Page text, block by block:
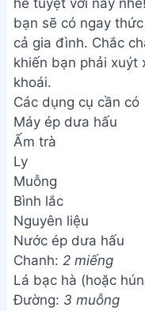
hè tuyệt vời này
bạn sẽ có ngay
cả gia đình. Chắc
khiến bạn phải xuýt
khoái.
Các dụng cụ cần có
Máy ép dưa hấu
Ấm trà
Ly
Muỗng
Bình lắc
Nguyên liệu
Nước ép dưa hấu
Chanh: 2 miếng
Lá bạc hà (hoặc
Đường: 3 muỗng